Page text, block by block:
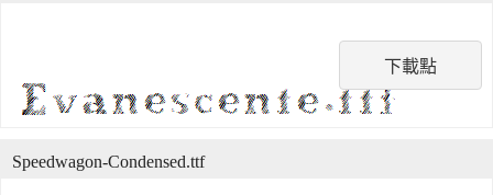
下載點
Speedwagon-Condensed.ttf